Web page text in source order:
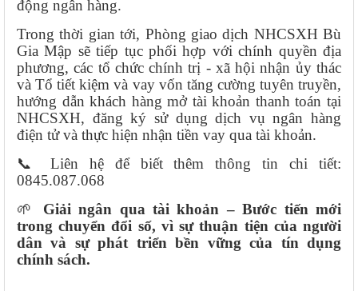
động ngân hàng.
Trong thời gian tới, Phòng giao dịch NHCSXH Bù
Gia Mập sẽ tiếp tục phối hợp với chính quyền địa
phương, các tổ chức chính trị - xã hội nhận ủy thác
và Tổ tiết kiệm và vay vốn tăng cường tuyên truyền,
hướng dẫn khách hàng mở tài khoản thanh toán tại
NHCSXH, đăng ký sử dụng dịch vụ ngân hàng
điện tử và thực hiện nhận tiền vay qua tài khoản.
📞 Liên hệ để biết thêm thông tin chi tiết:
0845.087.068
🌱 Giải ngân qua tài khoản – Bước tiến mới
trong chuyển đổi số, vì sự thuận tiện của người
dân và sự phát triển bền vững của tín dụng
chính sách.